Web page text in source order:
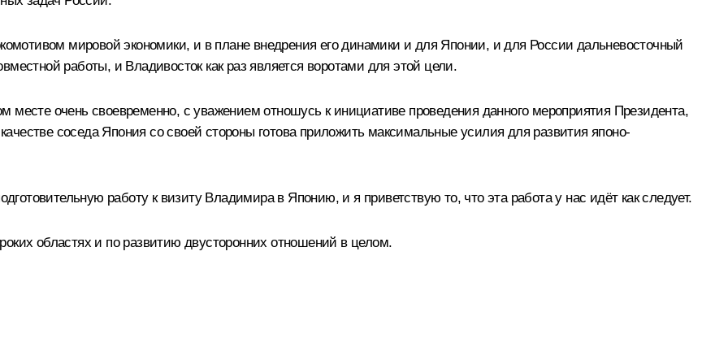
мировой экономики, и в плане внедрения его динамики и для Японии, и для России дальневосточный
работы, и Владивосток как раз является воротами для этой цели.
очень своевременно, с уважением отношусь к инициативе проведения данного мероприятия Президента,
соседа Япония со своей стороны готова приложить максимальные усилия для развития японо-
работу к визиту Владимира в Японию, и я приветствую то, что эта работа у нас идёт как следует.
областях и по развитию двусторонних отношений в целом.